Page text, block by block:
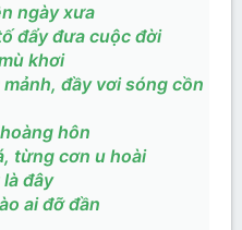
ngày xưa
đẩy đưa cuộc đời
khơi
đầy vơi sóng cồn
hôn
từng cơn u hoài
đây
ai đỡ đần